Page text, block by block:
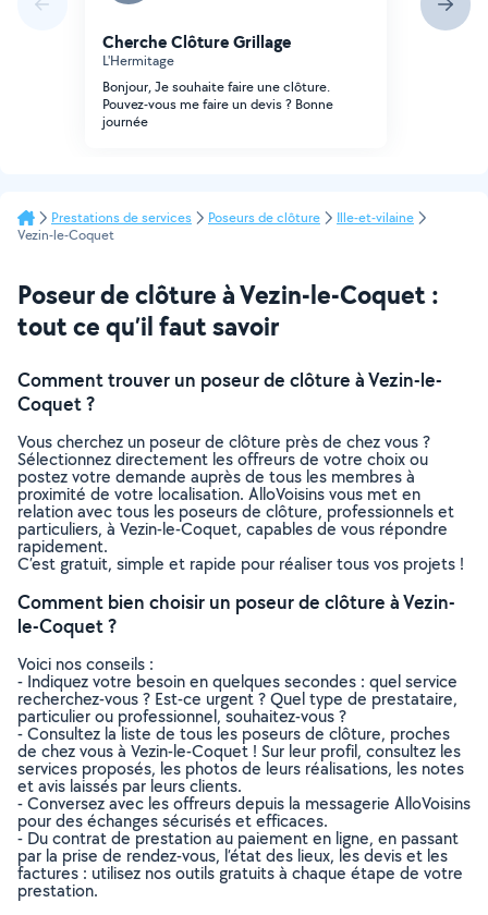
Cherche Clôture Grillage
L'Hermitage
Bonjour, Je souhaite faire une clôture.
Pouvez-vous me faire un devis ? Bonne
journée
Prestations de services Poseurs de clôture
Ille-et-vilaine
Vezin-le-Coquet
Poseur de clôture à Vezin-le-Coquet :
tout ce qu’il faut savoir
Comment trouver un poseur de clôture à Vezin-le-
Coquet ?
Vous cherchez un poseur de clôture près de chez vous ?
Sélectionnez directement les offreurs de votre choix ou
postez votre demande auprès de tous les membres à
proximité de votre localisation. AlloVoisins vous met en
relation avec tous les poseurs de clôture, professionnels et
particuliers, à Vezin-le-Coquet, capables de vous répondre
rapidement.
C’est gratuit, simple et rapide pour réaliser tous vos projets !
Comment bien choisir un poseur de clôture à Vezin-
le-Coquet ?
Voici nos conseils :
- Indiquez votre besoin en quelques secondes : quel service
recherchez-vous ? Est-ce urgent ? Quel type de prestataire,
particulier ou professionnel, souhaitez-vous ?
- Consultez la liste de tous les poseurs de clôture, proches
de chez vous à Vezin-le-Coquet ! Sur leur profil, consultez les
services proposés, les photos de leurs réalisations, les notes
et avis laissés par leurs clients.
- Conversez avec les offreurs depuis la messagerie AlloVoisins
pour des échanges sécurisés et efficaces.
- Du contrat de prestation au paiement en ligne, en passant
par la prise de rendez-vous, l’état des lieux, les devis et les
factures : utilisez nos outils gratuits à chaque étape de votre
prestation.